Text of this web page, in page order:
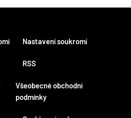
RSS
Všeobecné obchodní
podmínky
Nastavení soukromí